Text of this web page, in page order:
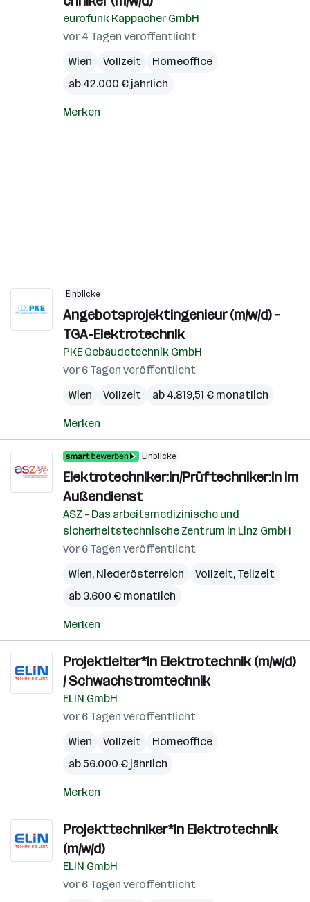
eurofunk Kappacher GmbH
vor 4 Tagen veröffentlicht
Wien
Vollzeit
Homeoffice
ab 42.000 € jährlich
Merken
Einblicke
Angebotsprojektingenieur (m/w/d) –
TGA-Elektrotechnik
PKE Gebäudetechnik GmbH
vor 6 Tagen veröffentlicht
Wien
Vollzeit ab 4.819,51 € monatlich
Merken
Einblicke
Elektrotechniker:in/Prüftechniker:in im
Außendienst
ASZ - Das arbeitsmedizinische und
sicherheitstechnische Zentrum in Linz GmbH
vor 6 Tagen veröffentlicht
Wien, Niederösterreich
Vollzeit, Teilzeit
ab 3.600 € monatlich
Merken
Projektleiter*in Elektrotechnik (m/w/d)
/ Schwachstromtechnik
ELIN GmbH
vor 6 Tagen veröffentlicht
Wien
Vollzeit
Homeoffice
ab 56.000 € jährlich
Merken
Projekttechniker*in Elektrotechnik
(m/w/d)
ELIN GmbH
vor 6 Tagen veröffentlicht